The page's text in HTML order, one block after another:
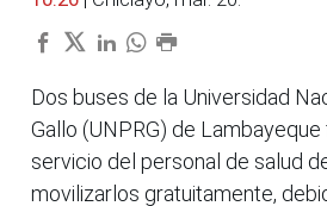
Dos buses de la Universidad
Gallo (UNPRG) de
servicio del personal de salud
movilizarlos gratuitamente,